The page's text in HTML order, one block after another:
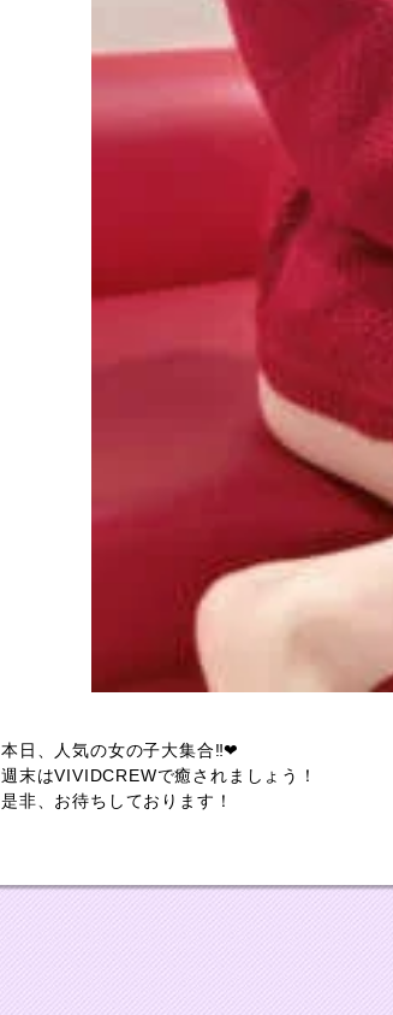
本日、人気の女の子大集合‼❤
週末はVIVIDCREWで癒されましょう！
是非、お待ちしております！